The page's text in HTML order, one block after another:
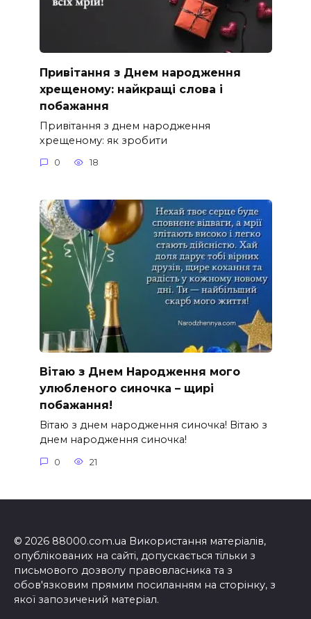
Привітання з Днем народження
хрещеному: найкращі слова і
побажання
Привітання з днем народження
хрещеному: як зробити
0 18
Вітаю з Днем Народження мого
улюбленого синочка – щирі
побажання!
Вітаю з днем народження синочка! Вітаю з
днем народження синочка!
0 21
© 2026 88000.com.ua Використання матеріалів,
опублікованих на сайті, допускається тільки з
письмового дозволу правовласника та з
обов'язковим прямим посиланням на сторінку, з
якої запозичений матеріал.